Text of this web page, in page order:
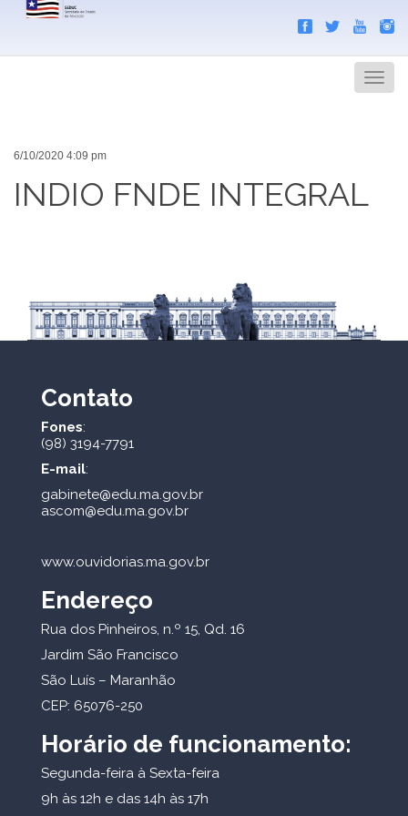
Menu
6/10/2020 4:09 pm
INDIO FNDE INTEGRAL
Contato
Fones:
(98) 3194-7791
E-mail:
gabinete@edu.ma.gov.br
ascom@edu.ma.gov.br
www.ouvidorias.ma.gov.br
Endereço
Rua dos Pinheiros, n.º 15, Qd. 16
Jardim São Francisco
São Luís – Maranhão
CEP: 65076-250
Horário de funcionamento:
Segunda-feira à Sexta-feira
9h às 12h e das 14h às 17h